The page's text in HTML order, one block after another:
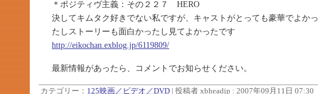
＊ポジティヴ主義：その２２７ HERO
決してキムタク好きでない私ですが、キャストがとっても豪華でよかっ
たしストーリーも面白かったし見てよかったです
http://eikochan.exblog.jp/6119809/
最新情報があったら、コメントでお知らせください。
カテゴリー： 125映画／ビデオ／DVD | 投稿者 xbheadjp : 2007年09月11日 07:30